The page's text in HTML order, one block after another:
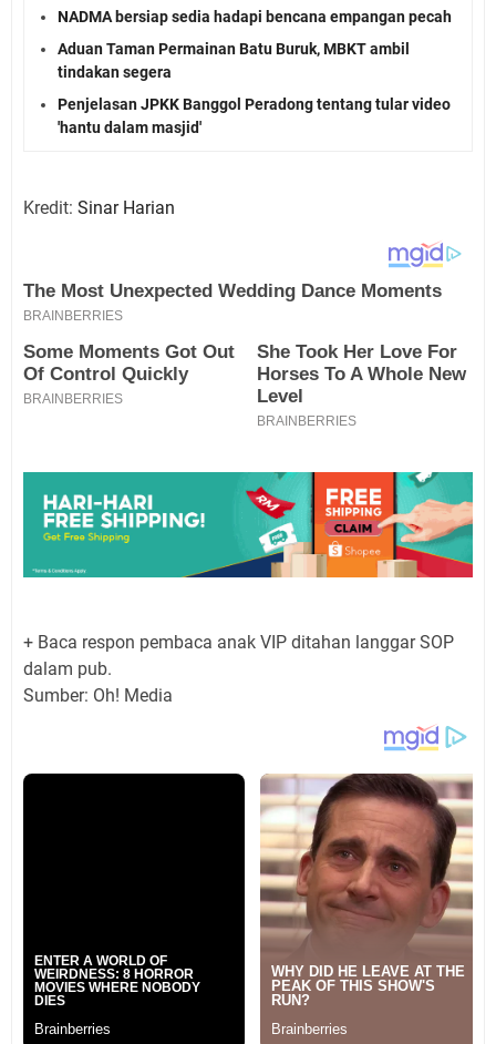
NADMA bersiap sedia hadapi bencana empangan pecah
Aduan Taman Permainan Batu Buruk, MBKT ambil
tindakan segera
Penjelasan JPKK Banggol Peradong tentang tular video
'hantu dalam masjid'
Kredit: Sinar Harian
+ Baca respon pembaca anak VIP ditahan langgar SOP
dalam pub.
Sumber: Oh! Media